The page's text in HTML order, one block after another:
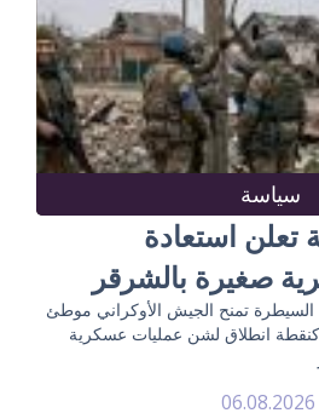
سياسة
تعلن استعادة
صغيرة بالشرقر
السيطرة تمنح الجيش الأوكراني موطئ
انطلاق لشن عمليات عسكرية
06.08.2026